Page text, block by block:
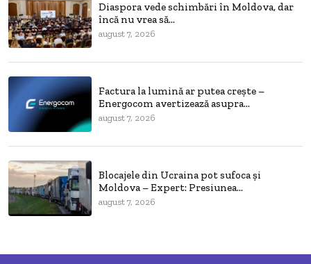
Diaspora vede schimbări în Moldova, dar
încă nu vrea să...
august 7, 2026
Factura la lumină ar putea crește –
Energocom avertizează asupra...
august 7, 2026
Blocajele din Ucraina pot sufoca și
Moldova – Expert: Presiunea...
august 7, 2026